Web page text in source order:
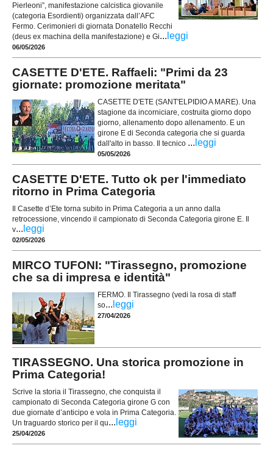
Pierleoni”, manifestazione calcistica giovanile
(categoria Esordienti) organizzata dall’AFC
Fermo. Cerimonieri di giornata Donatello Recchi
(deus ex machina della manifestazione) e Gi... leggi
06/05/2026
CASETTE D'ETE. Raffaeli: "Primi da 23
giornate: promozione meritata"
CASETTE D'ETE (SANT'ELPIDIO A MARE). Una
stagione da incorniciare, costruita giorno dopo
giorno, allenamento dopo allenamento. E un
girone E di Seconda categoria che si guarda
dall'alto in basso. Il tecnico ... leggi
05/05/2026
CASETTE D'ETE. Tutto ok per l'immediato
ritorno in Prima Categoria
Il Casette d’Ete torna subito in Prima Categoria a un anno dalla
retrocessione, vincendo il campionato di Seconda Categoria girone E. Il
v... leggi
02/05/2026
MIRCO TUFONI: "Tirassegno, promozione
che sa di impresa e identità"
FERMO. Il Tirassegno (vedi la rosa di staff
so... leggi
27/04/2026
TIRASSEGNO. Una storica promozione in
Prima Categoria!
Scrive la storia il Tirassegno, che conquista il
campionato di Seconda Categoria girone G con
due giornate d’anticipo e vola in Prima Categoria.
Un traguardo storico per il qu... leggi
25/04/2026